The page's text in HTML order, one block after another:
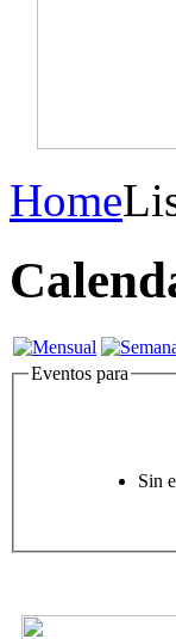
Home
Eventos para
Sin